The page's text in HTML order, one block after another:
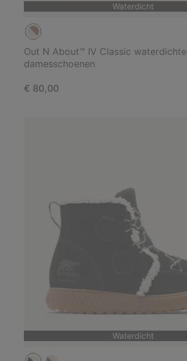
Waterdicht
Out N About™ IV Classic waterdichte
damesschoenen
Regular price:
€ 80,00
Waterdicht